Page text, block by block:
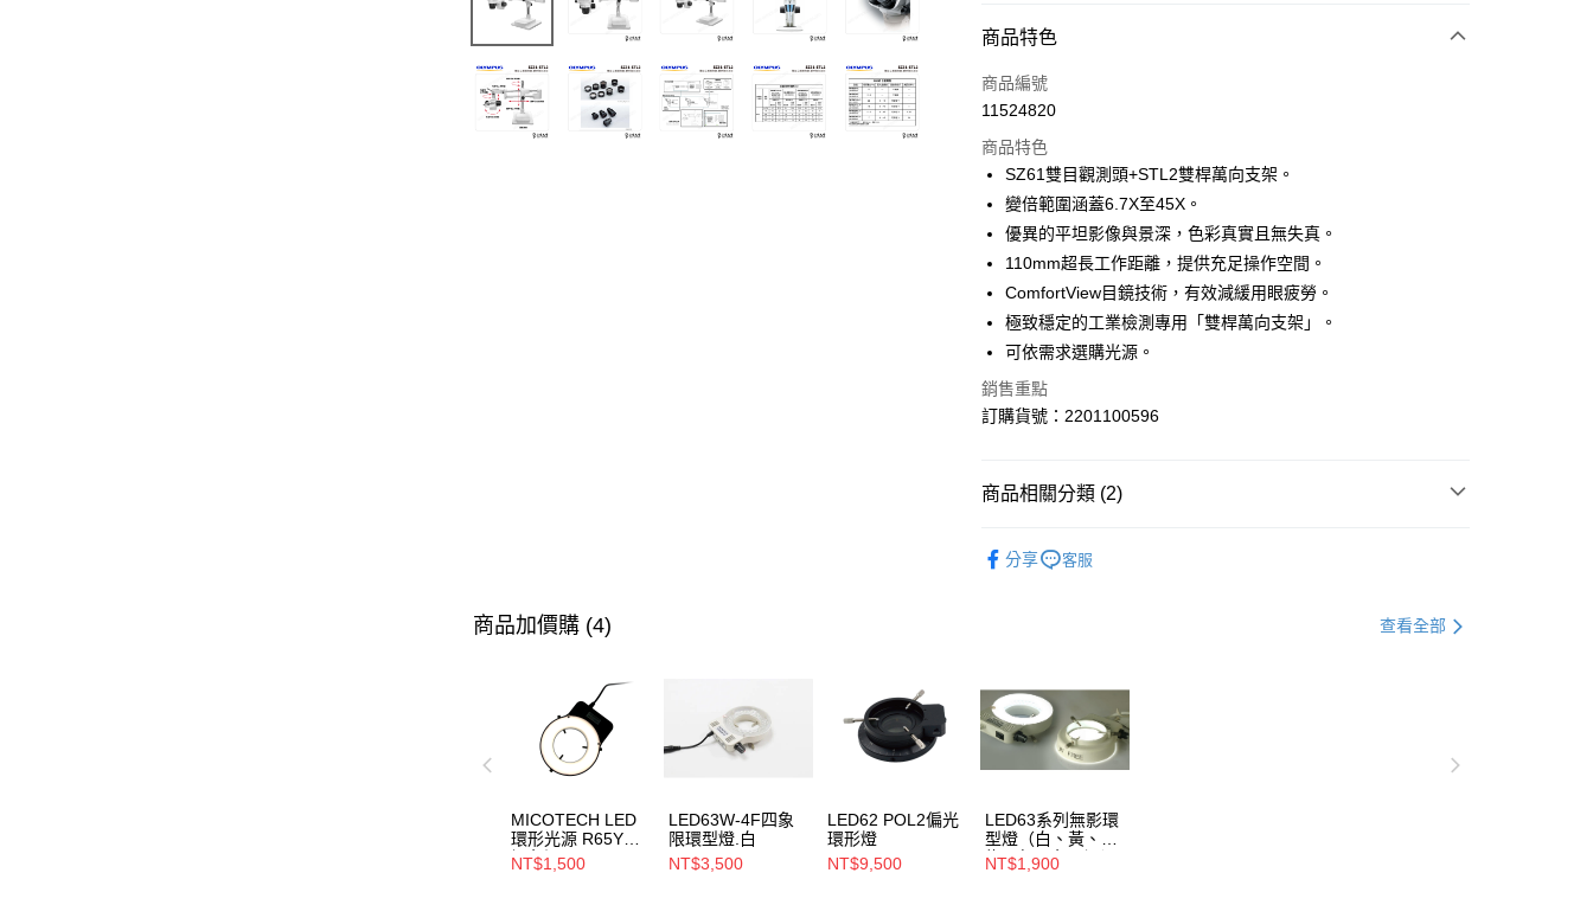
ATM付款
運送方式
郵寄到府(台灣本島適用)
每筆NT$100，滿NT$2,000(含以上)免運費
台灣離島寄送(基本運費100元+離島加收80元)
每筆NT$180，滿NT$2,000(含以上)免運費
商品特色
商品編號
11524820
商品特色
SZ61雙目觀測頭+STL2雙桿萬向支架。
變倍範圍涵蓋6.7X至45X。
優異的平坦影像與景深，色彩真實且無失真。
110mm超長工作距離，提供充足操作空間。
ComfortView目鏡技術，有效減緩用眼疲勞。
極致穩定的工業檢測專用「雙桿萬向支架」。
可依需求選購光源。
銷售重點
訂購貨號：2201100596
商品相關分類 (2)
分享 客服
商品加價購 (4) 查看全部
MICOTECH LED
環形光源 R65Y可
調色溫φ65mm
NT$1,500
LED63W-4F四象
限環型燈.白
NT$3,500
LED62 POL2偏光
環形燈
NT$9,500
LED63系列無影環
型燈（白、黃、
綠、紅四色可選）
NT$1,900